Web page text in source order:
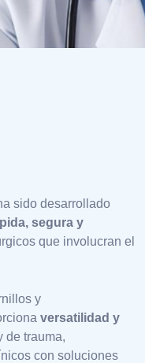
sido desarrollado
segura y
que involucran el
y
versatilidad y
de trauma,
con soluciones